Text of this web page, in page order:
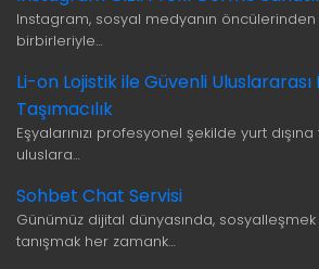
Instagram, sosyal medyanın öncülerinden
birbirleriyle…
Li-on Lojistik ile Güvenli Uluslararası
Taşımacılık
Eşyalarınızı profesyonel şekilde yurt
uluslara…
Sohbet Chat Servisi
Günümüz dijital dünyasında,
tanışmak her zamank…